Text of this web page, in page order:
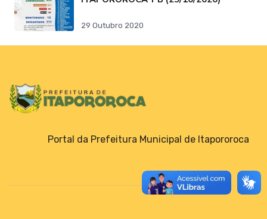
29 Outubro 2020
Portal da Prefeitura Municipal de Itapororoca